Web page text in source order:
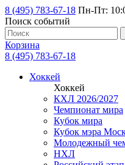
8 (495) 783-67-18 Пн-Пт:
Поиск событий
Корзина
8 (495) 783-67-18
Хоккей
Хоккей
КХЛ 2026/2027
Чемпионат мира
Кубок мира
Кубок мэра
Молодежный
НХЛ